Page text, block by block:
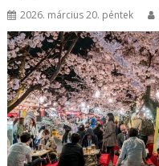
2026. március 20. péntek